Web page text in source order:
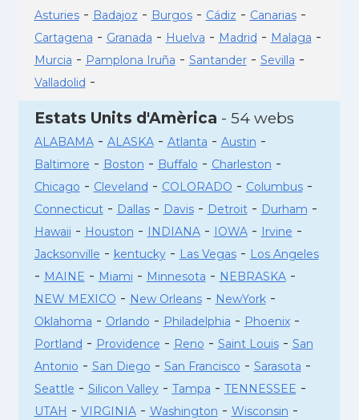
Asturies- Badajoz - Burgos- Cádiz - Canarias-
Cartagena - Granada - Huelva - Madrid - Malaga -
Murcia - Pamplona Iruña - Santander- Sevilla -
Valladolid -
Estats Units d'Amèrica - 54 webs
ALABAMA- ALASKA- Atlanta - Austin -
Baltimore - Boston - Buffalo - Charleston -
Chicago - Cleveland - COLORADO - Columbus-
Connecticut- Dallas- Davis- Detroit- Durham -
Hawaii - Houston - INDIANA- IOWA- Irvine -
Jacksonville - kentucky- Las Vegas- Los Angeles
- MAINE - Miami - Minnesota - NEBRASKA-
NEW MEXICO - New Orleans- NewYork-
Oklahoma - Orlando - Philadelphia - Phoenix-
Portland - Providence - Reno - Saint Louis- San
Antonio - San Diego - San Francisco - Sarasota -
Seattle - Silicon Valley- Tampa - TENNESSEE -
UTAH - VIRGINIA- Washington - Wisconsin -